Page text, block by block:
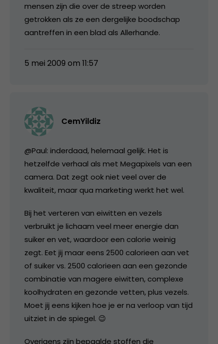
mensen zijn die over de streep worden
getrokken als ze een dergelijke boodschap
aantreffen in een blad als Allerhande.
5 mei 2009 om 11:57
CemYildiz
@Paul: inderdaad, helemaal gelijk. Het is
hetzelfde verhaal als met Megapixels van een
camera. Dat zegt ook niet veel over de
kwaliteit, maar qua marketing werkt het wel.
Bij het verteren van eiwitten en vezels
verbruikt je lichaam veel meer energie dan
suiker en vet, waardoor een calorie weinig
zegt. Eet jij maar eens 2500 calorieen aan vet
of suiker vs. 2500 calorieen aan een gezonde
combinatie van magere eiwitten, complexe
koolhydraten en gezonde vetten, plus vezels.
Moet jij eens kijken hoe je er na verloop van tijd
uitziet in de spiegel. 😉
Overigens zijn bepaalde stoffen die